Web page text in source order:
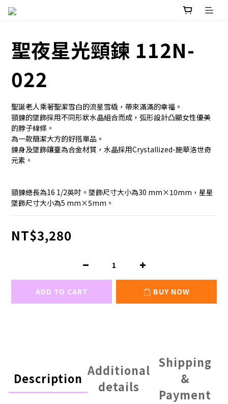
聖夜星光頸鍊 112N-
022
聖誕老人乘著聖潔雪白的流星雪橇，帶來滿滿的幸福。
頸鍊的墜飾採用不同形狀水晶組合而成，弧形設計凸顯女性優美
的脖子線條。
為一款簡潔大方的好搭單品。
鍊身及墜飾鑲臺為合金材質，水晶採用Crystallized-施華洛世奇
元素。
頸鍊總長為16 1/2英吋。墜飾尺寸大小為30 mm×10mm，星星
墜飾尺寸大小為5 mm×5mm。
NT$3,280
ADD TO CART BUY NOW
Description
Additional
details
Shipping
&
Payment